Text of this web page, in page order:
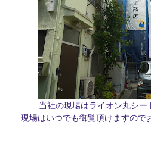
当社の現場はライオン丸シー
現場はいつでも御覧頂けますので